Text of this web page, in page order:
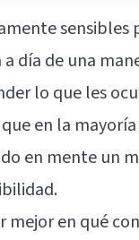
a día de una
lo que les
en la
en mente un
mejor en qué